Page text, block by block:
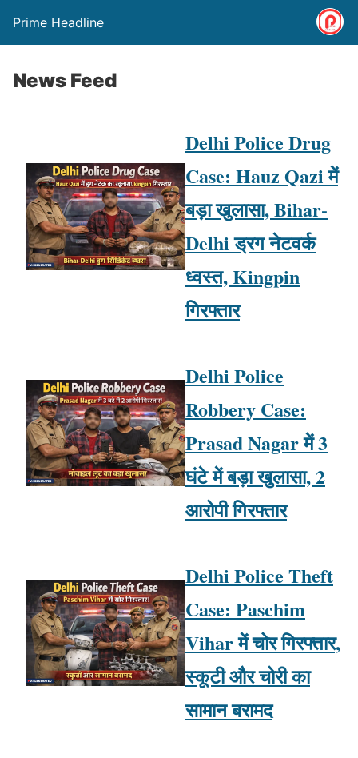
Prime Headline
News Feed
Delhi Police Drug
Case: Hauz Qazi में
बड़ा खुलासा, Bihar-
Delhi ड्रग नेटवर्क
ध्वस्त, Kingpin
गिरफ्तार
Delhi Police
Robbery Case:
Prasad Nagar में 3
घंटे में बड़ा खुलासा, 2
आरोपी गिरफ्तार
Delhi Police Theft
Case: Paschim
Vihar में चोर गिरफ्तार,
स्कूटी और चोरी का
सामान बरामद